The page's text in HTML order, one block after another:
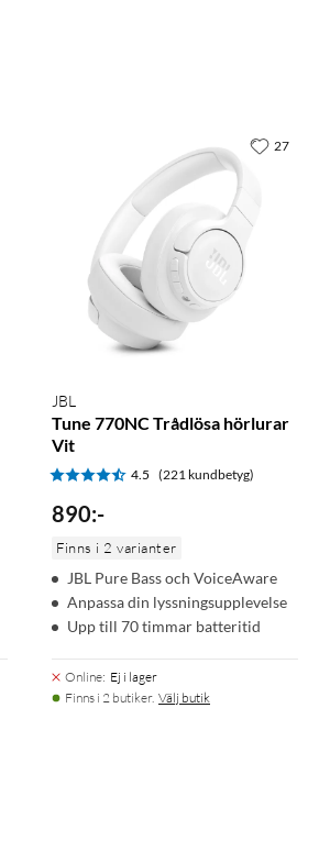
JBL
Tune 770NC Trådlösa hörlurar
Vit
4.5 (221 kundbetyg)
890:-
Finns i 2 varianter
JBL Pure Bass och VoiceAware
Anpassa din lyssningsupplevelse
Upp till 70 timmar batteritid
Online: Ej i lager
Finns i 2 butiker. Välj butik
27